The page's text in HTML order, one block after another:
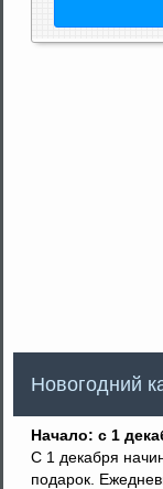
Новогодний
Начало: с 1
С 1 декабря
подарок.